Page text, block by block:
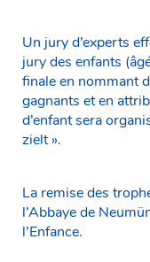
Un jury d’experts
jury des enfants
finale en nommant
gagnants et en
d’enfant sera
zielt ».
La remise des
l’Abbaye de
l’Enfance.